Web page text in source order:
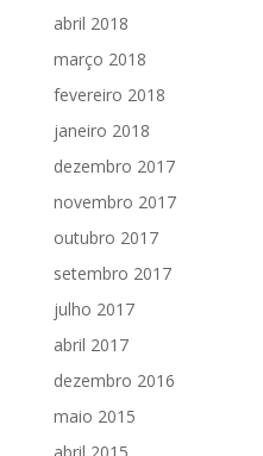
abril 2018
março 2018
fevereiro 2018
janeiro 2018
dezembro 2017
novembro 2017
outubro 2017
setembro 2017
julho 2017
abril 2017
dezembro 2016
maio 2015